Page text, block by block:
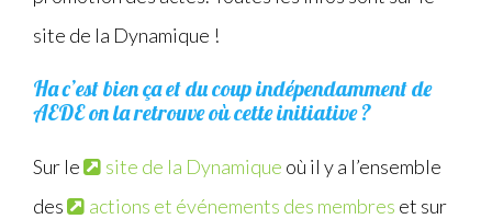
site de la Dynamique !
Ha c’est bien ça et du coup indépendamment de
AEDE on la retrouve où cette initiative ?
Sur le site de la Dynamique où il y a l’ensemble
des
actions et événements des membres et sur